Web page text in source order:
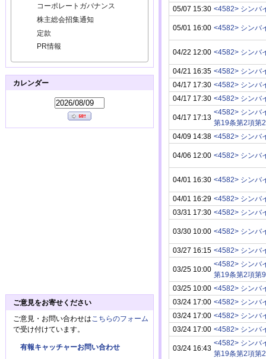
05/07 15:30 <4582> シンバ
05/01 16:00 <4582> シンバ
04/22 12:00 <4582> シンバ
04/21 16:35 <4582> シンバ
04/17 17:30 <4582> シンバ
04/17 17:30 <4582> シンバ
04/17 17:13
<4582> シンバ
第19条第2項第
04/09 14:38 <4582> シンバ
04/06 12:00 <4582> シンバ
04/01 16:30 <4582> シンバ
04/01 16:29 <4582> シンバ
03/31 17:30 <4582> シンバ
03/30 10:00 <4582> シンバ
03/27 16:15 <4582> シンバ
03/25 10:00
<4582> シンバ
第19条第2項第
03/25 10:00 <4582> シンバ
03/24 17:00 <4582> シンバ
03/24 17:00 <4582> シンバ
03/24 17:00 <4582> シンバ
03/24 16:43
<4582> シンバ
第19条第2項第
コーポレートガバナンス
株主総会招集通知
定款
PR情報
カレンダー
ご意見をお寄せください
ご意見・お問い合わせは こちらのフォーム
で受け付けています。
有報キャッチャーお問い合わせ